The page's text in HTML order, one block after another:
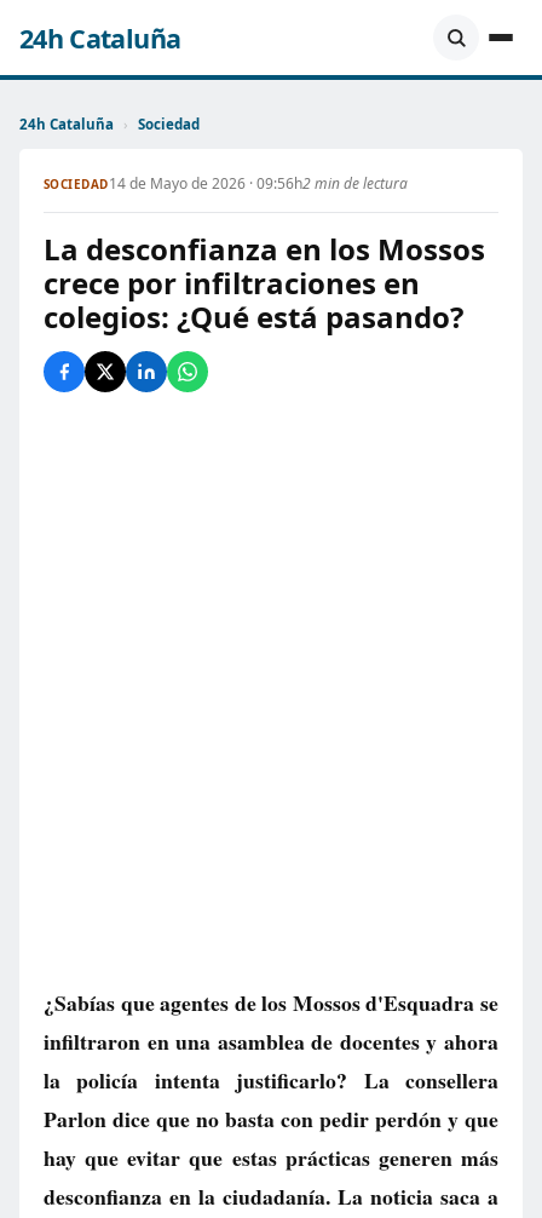
24h Cataluña
24h Cataluña › Sociedad
SOCIEDAD14 de Mayo de 2026 · 09:56h2 min de lectura
La desconfianza en los Mossos
crece por infiltraciones en
colegios: ¿Qué está pasando?
¿Sabías que agentes de los Mossos d'Esquadra se
infiltraron en una asamblea de docentes y ahora
la policía intenta justificarlo? La consellera
Parlon dice que no basta con pedir perdón y que
hay que evitar que estas prácticas generen más
desconfianza en la ciudadanía. La noticia saca a